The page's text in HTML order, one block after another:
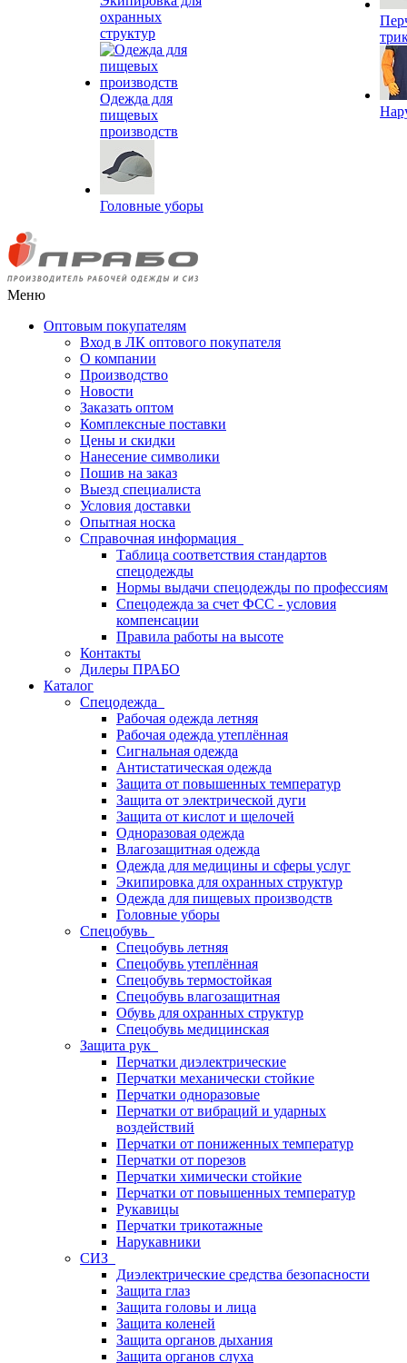
охранных
структур
Одежда для
пищевых
производств
Головные уборы
Меню
Оптовым покупателям
Вход в ЛК оптового покупателя
О компании
Производство
Новости
Заказать оптом
Комплексные поставки
Цены и скидки
Нанесение символики
Пошив на заказ
Выезд специалиста
Условия доставки
Опытная носка
Справочная информация
Таблица соответствия стандартов
спецодежды
Нормы выдачи спецодежды по профессиям
Спецодежда за счет ФСС - условия
компенсации
Правила работы на высоте
Контакты
Дилеры ПРАБО
Каталог
Спецодежда
Рабочая одежда летняя
Рабочая одежда утеплённая
Сигнальная одежда
Антистатическая одежда
Защита от повышенных температур
Защита от электрической дуги
Защита от кислот и щелочей
Одноразовая одежда
Влагозащитная одежда
Одежда для медицины и сферы услуг
Экипировка для охранных структур
Одежда для пищевых производств
Головные уборы
Спецобувь
Спецобувь летняя
Спецобувь утеплённая
Спецобувь термостойкая
Спецобувь влагозащитная
Обувь для охранных структур
Спецобувь медицинская
Защита рук
Перчатки диэлектрические
Перчатки механически стойкие
Перчатки одноразовые
Перчатки от вибраций и ударных
воздействий
Перчатки от пониженных температур
Перчатки от порезов
Перчатки химически стойкие
Перчатки от повышенных температур
Рукавицы
Перчатки трикотажные
Нарукавники
СИЗ
Диэлектрические средства безопасности
Защита глаз
Защита головы и лица
Защита коленей
Защита органов дыхания
Защита органов слуха